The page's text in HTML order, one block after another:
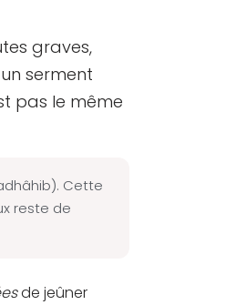
graves,
serment
pas le même
Cette
reste de
de jeûner